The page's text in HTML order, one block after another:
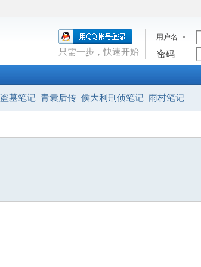
用户名
密码
只需一步，快速开始
盗墓笔记 青囊后传 侯大利刑侦笔记 雨村笔记